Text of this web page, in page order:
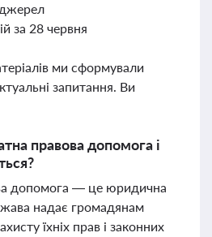
за 28 червня
ми сформували
запитання. Ви
правова допомога і
допомога — це юридична
надає громадянам
їхніх прав і законних